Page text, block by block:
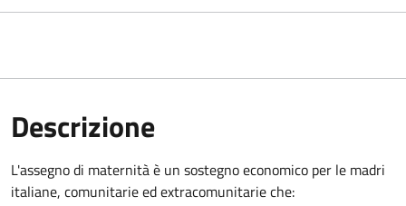
Descrizione
L'assegno di maternità è un sostegno economico per le madri
italiane, comunitarie ed extracomunitarie che: